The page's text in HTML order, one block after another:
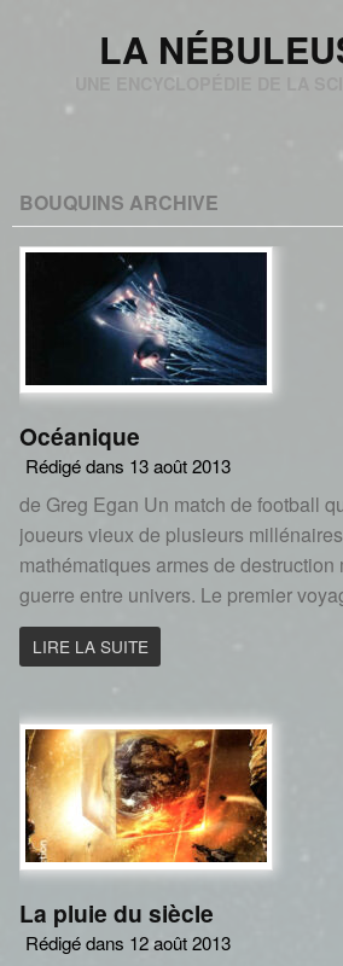
LA
BOUQUINS ARCHIVE
Océanique
Rédigé dans 13 août 2013
de Greg Egan Un match de football
joueurs vieux de plusieurs
mathématiques armes de
guerre entre univers. Le premier
LIRE LA SUITE
La pluie du siècle
Rédigé dans 12 août 2013